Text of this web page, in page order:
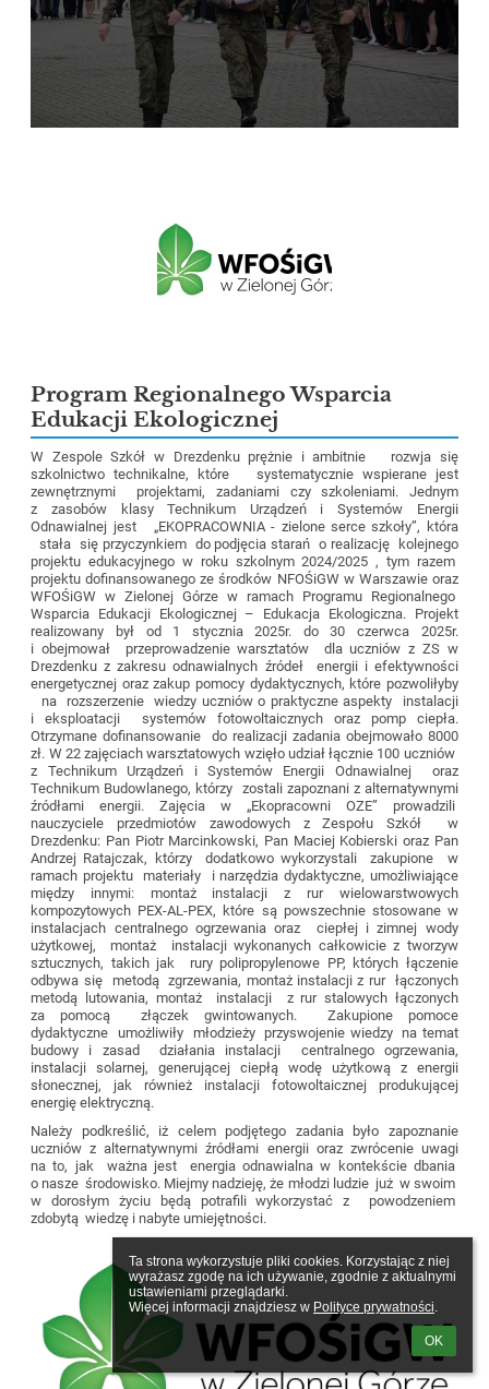
Ta strona wykorzystuje pliki cookies. Korzystając z niej
wyrażasz zgodę na ich używanie, zgodnie z aktualnymi
ustawieniami przeglądarki.
Więcej informacji znajdziesz w Polityce prywatności.
OK
Program Regionalnego Wsparcia
Edukacji Ekologicznej
W Zespole Szkół w Drezdenku prężnie i ambitnie rozwja się
szkolnictwo technikalne, które systematycznie wspierane jest
zewnętrznymi projektami, zadaniami czy szkoleniami. Jednym
z zasobów klasy Technikum Urządzeń i Systemów Energii
Odnawialnej jest „EKOPRACOWNIA - zielone serce szkoły”, która
stała się przyczynkiem do podjęcia starań o realizację kolejnego
projektu edukacyjnego w roku szkolnym 2024/2025 , tym razem
projektu dofinansowanego ze środków NFOŚiGW w Warszawie oraz
WFOŚiGW w Zielonej Górze w ramach Programu Regionalnego
Wsparcia Edukacji Ekologicznej – Edukacja Ekologiczna. Projekt
realizowany był od 1 stycznia 2025r. do 30 czerwca 2025r.
i obejmował przeprowadzenie warsztatów dla uczniów z ZS w
Drezdenku z zakresu odnawialnych źródeł energii i efektywności
energetycznej oraz zakup pomocy dydaktycznych, które pozwoliłyby
na rozszerzenie wiedzy uczniów o praktyczne aspekty instalacji
i eksploatacji systemów fotowoltaicznych oraz pomp ciepła.
Otrzymane dofinansowanie do realizacji zadania obejmowało 8000
zł. W 22 zajęciach warsztatowych wzięło udział łącznie 100 uczniów
z Technikum Urządzeń i Systemów Energii Odnawialnej oraz
Technikum Budowlanego, którzy zostali zapoznani z alternatywnymi
źródłami energii. Zajęcia w „Ekopracowni OZE” prowadzili
nauczyciele przedmiotów zawodowych z Zespołu Szkół w
Drezdenku: Pan Piotr Marcinkowski, Pan Maciej Kobierski oraz Pan
Andrzej Ratajczak, którzy dodatkowo wykorzystali zakupione w
ramach projektu materiały i narzędzia dydaktyczne, umożliwiające
między innymi: montaż instalacji z rur wielowarstwowych
kompozytowych PEX-AL-PEX, które są powszechnie stosowane w
instalacjach centralnego ogrzewania oraz ciepłej i zimnej wody
użytkowej, montaż instalacji wykonanych całkowicie z tworzyw
sztucznych, takich jak rury polipropylenowe PP, których łączenie
odbywa się metodą zgrzewania, montaż instalacji z rur łączonych
metodą lutowania, montaż instalacji z rur stalowych łączonych
za pomocą złączek gwintowanych. Zakupione pomoce
dydaktyczne umożliwiły młodzieży przyswojenie wiedzy na temat
budowy i zasad działania instalacji centralnego ogrzewania,
instalacji solarnej, generującej ciepłą wodę użytkową z energii
słonecznej, jak również instalacji fotowoltaicznej produkującej
energię elektryczną.
Należy podkreślić, iż celem podjętego zadania było zapoznanie
uczniów z alternatywnymi źródłami energii oraz zwrócenie uwagi
na to, jak ważna jest energia odnawialna w kontekście dbania
o nasze środowisko. Miejmy nadzieję, że młodzi ludzie już w swoim
w dorosłym życiu będą potrafili wykorzystać z powodzeniem
zdobytą wiedzę i nabyte umiejętności.